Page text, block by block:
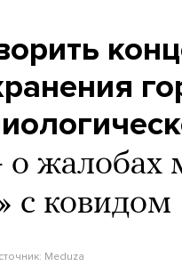
жалобах
с ковидом
Meduza